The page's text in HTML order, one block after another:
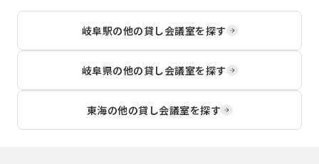
岐阜駅の他の貸し会議室を探す
岐阜県の他の貸し会議室を探す
東海の他の貸し会議室を探す